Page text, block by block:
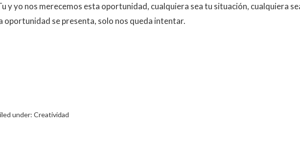
y yo nos merecemos esta oportunidad, cualquiera sea tu situación, cualquiera
oportunidad se presenta, solo nos queda intentar.
under: Creatividad